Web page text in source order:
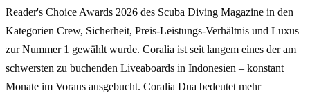
Reader's Choice Awards 2026 des Scuba Diving Magazine in den
Kategorien Crew, Sicherheit, Preis-Leistungs-Verhältnis und Luxus
zur Nummer 1 gewählt wurde. Coralia ist seit langem eines der am
schwersten zu buchenden Liveaboards in Indonesien – konstant
Monate im Voraus ausgebucht. Coralia Dua bedeutet mehr